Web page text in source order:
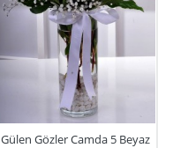
Gülen Gözler Camda 5 Beyaz